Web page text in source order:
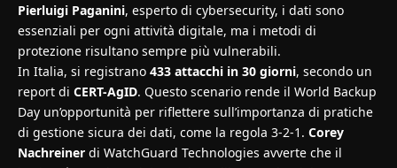
Pierluigi Paganini, esperto di cybersecurity, i dati sono
essenziali per ogni attività digitale, ma i metodi di
protezione risultano sempre più vulnerabili.
In Italia, si registrano 433 attacchi in 30 giorni, secondo un
report di CERT-AgID. Questo scenario rende il World Backup
Day un’opportunità per riflettere sull’importanza di pratiche
di gestione sicura dei dati, come la regola 3-2-1. Corey
Nachreiner di WatchGuard Technologies avverte che il